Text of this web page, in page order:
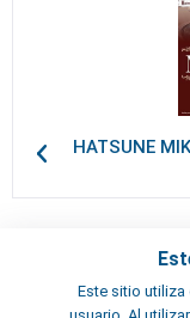
Este sitio utiliza
Términos y